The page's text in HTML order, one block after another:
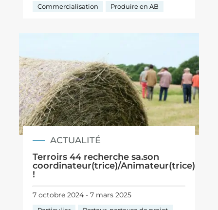
Commercialisation
Produire en AB
ACTUALITÉ
Terroirs 44 recherche sa.son
coordinateur(trice)/Animateur(trice)
!
7 octobre 2024 - 7 mars 2025